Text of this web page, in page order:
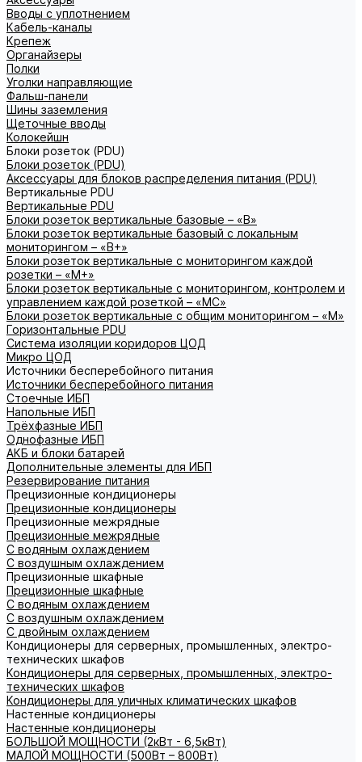
Вводы с уплотнением
Кабель-каналы
Крепеж
Органайзеры
Полки
Уголки направляющие
Фальш-панели
Шины заземления
Щеточные вводы
Колокейшн
Блоки розеток (PDU)
Блоки розеток (PDU)
Аксессуары для блоков распределения питания (PDU)
Вертикальные PDU
Вертикальные PDU
Блоки розеток вертикальные базовые – «В»
Блоки розеток вертикальные базовый с локальным
мониторингом – «В+»
Блоки розеток вертикальные с мониторингом каждой
розетки – «М+»
Блоки розеток вертикальные с мониторингом, контролем и
управлением каждой розеткой – «МС»
Блоки розеток вертикальные с общим мониторингом – «М»
Горизонтальные PDU
Система изоляции коридоров ЦОД
Микро ЦОД
Источники бесперебойного питания
Источники бесперебойного питания
Стоечные ИБП
Напольные ИБП
Трёхфазные ИБП
Однофазные ИБП
АКБ и блоки батарей
Дополнительные элементы для ИБП
Резервирование питания
Прецизионные кондиционеры
Прецизионные кондиционеры
Прецизионные межрядные
Прецизионные межрядные
С водяным охлаждением
С воздушным охлаждением
Прецизионные шкафные
Прецизионные шкафные
С водяным охлаждением
С воздушным охлаждением
С двойным охлаждением
Кондиционеры для серверных, промышленных, электро-
технических шкафов
Кондиционеры для серверных, промышленных, электро-
технических шкафов
Кондиционеры для уличных климатических шкафов
Настенные кондиционеры
Настенные кондиционеры
БОЛЬШОЙ МОЩНОСТИ (2кВт - 6,5кВт)
МАЛОЙ МОЩНОСТИ (500Вт – 800Вт)